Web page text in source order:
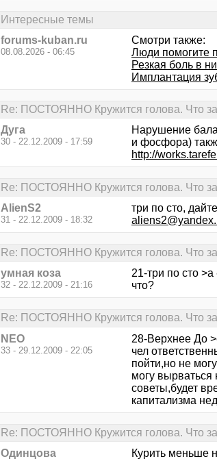
Интересные темы
forums-kuban.ru
08.08.2026 - 06:45
Смотри также:
Люди помогите
Резкая боль в
Имплантация
Re: ПОСТОЯННО Кружится голова. Что за
Дуга
30 - 22.12.2009 - 17:59
Нарушение
и фосфора)
http://
Re: ПОСТОЯННО Кружится голова. Что за
AlienS2
31 - 22.12.2009 - 18:32
три по сто,
Re: ПОСТОЯННО Кружится голова. Что за
умная коза
32 - 22.12.2009 - 21:16
21-три по сто
что?
Re: ПОСТОЯННО Кружится голова. Что за
NEO
33 - 29.12.2009 - 22:05
28-Верхнее До
чел
пойти,но не
могу
советы,будет
капитализма
Re: ПОСТОЯННО Кружится голова. Что за
Одинцова
Курить меньше